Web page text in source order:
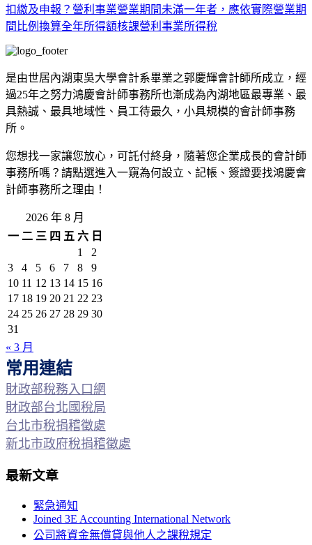
扣繳及申報？ 營利事業營業期間未滿一年者，應依實際營業期
間比例換算全年所得額核課營利事業所得稅
是由世居內湖東吳大學會計系畢業之郭慶輝會計師所成立，經
過25年之努力鴻慶會計師事務所也漸成為內湖地區最專業、最
具熱誠、最具地域性、員工待最久，小具規模的會計師事務
所。
您想找一家讓您放心，可託付終身，隨著您企業成長的會計師
事務所嗎？請點選進入一窺為何設立、記帳、簽證要找鴻慶會
計師事務所之理由！
2026 年 8 月
一 二 三 四 五 六 日
1
2
3
4 5 6 7 8
9
10 11 12 13 14 15 16
17 18 19 20 21 22 23
24 25 26 27 28 29 30
31
« 3 月
常用連結
財政部稅務入口網
財政部台北國稅局
台北市稅捐稽徵處
新北市政府稅捐稽徵處
最新文章
緊急通知
Joined 3E Accounting International Network
公司將資金無償貸與他人之課稅規定